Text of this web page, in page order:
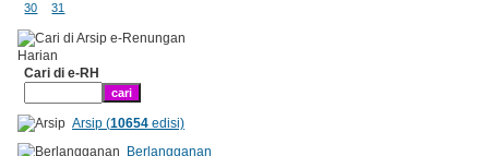
30
31
Cari di e-RH
Arsip (10654edisi)
Berlangganan